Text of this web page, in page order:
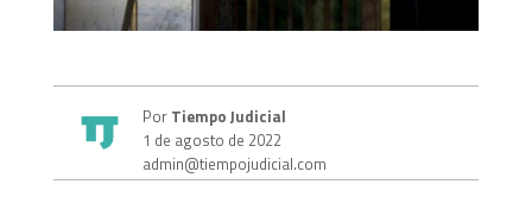
PorTiempo Judicial
1 de agosto de 2022
admin@tiempojudicial.com